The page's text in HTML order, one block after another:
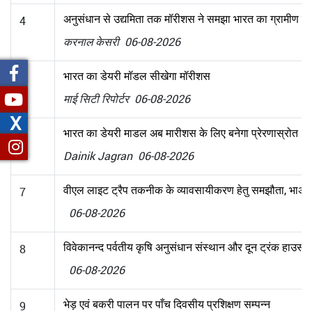
4
अनुसंधान से उद्यमिता तक मॉरीशस ने समझा भारत का ग्रामीण
करनाल केसरी 06-08-2026
भारत का डेयरी मॉडल सीखेगा मॉरीशस
माई सिटी रिपोर्टर 06-08-2026
6
भारत का डेयरी माडल अब मारीशस के लिए बनेगा प्रेरणास्रोत
Dainik Jagran 06-08-2026
7
वीएल लाइट ट्रैप तकनीक के व्यावसायीकरण हेतु समझौता,
06-08-2026
8
विवेकानन्द पर्वतीय कृषि अनुसंधान संस्थान और दून ट्रंक
06-08-2026
9
भेड़ एवं बकरी पालन पर पाँच दिवसीय प्रशिक्षण सम्पन्न
X